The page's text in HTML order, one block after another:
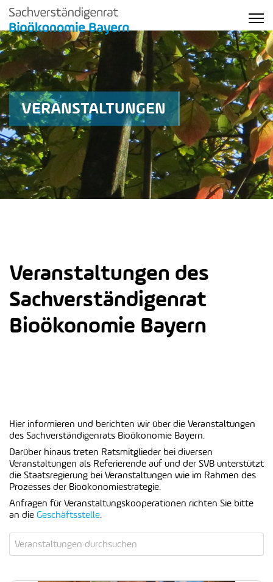
VERANSTALTUNGEN
Veranstaltungen des
Sachverständigenrat
Bioökonomie Bayern
Hier informieren und berichten wir über die Veranstaltungen
des Sachverständigenrats Bioökonomie Bayern.
Darüber hinaus treten Ratsmitglieder bei diversen
Veranstaltungen als Referierende auf und der SVB unterstützt
die Staatsregierung bei Veranstaltungen wie im Rahmen des
Prozesses der Bioökonomiestrategie.
Anfragen für Veranstaltungskooperationen richten Sie bitte
an die Geschäftsstelle.